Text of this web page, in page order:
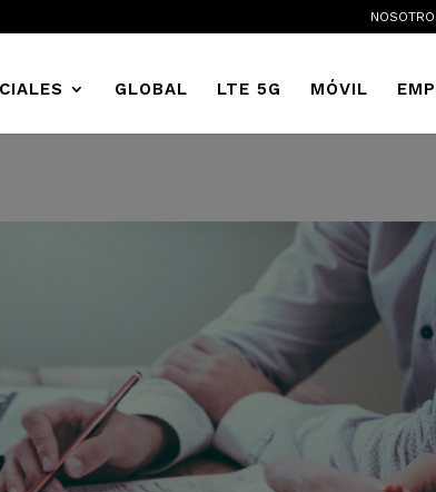
GLOBAL LTE 5G MÓVIL